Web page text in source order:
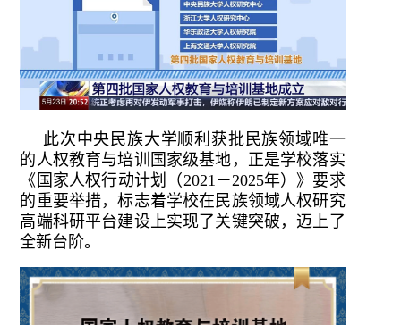
此次中央民族大学顺利获批民族领域唯一
的人权教育与培训国家级基地，正是学校落实
《国家人权行动计划（2021－2025年）》要求
的重要举措，标志着学校在民族领域人权研究
高端科研平台建设上实现了关键突破，迈上了
全新台阶。